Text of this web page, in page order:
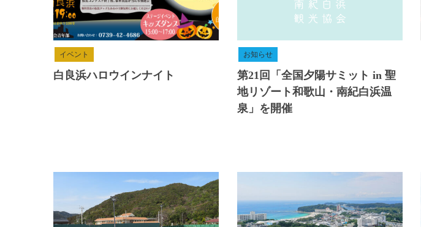
イベント
白良浜ハロウインナイト
お知らせ
第21回「全国夕陽サミット in 聖
地リゾート和歌山・南紀白浜温
泉」を開催